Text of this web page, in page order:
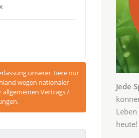
unserer Tiere nur
wegen nationaler
allgemeinen Vertrags /
Jede
heute!